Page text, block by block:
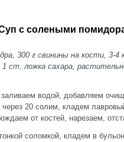
с солеными
300 г свинины на кости, 3-4
1 ст. ложка сахара,
водой, добавляем
20 солим, кладем
от костей, нарезаем,
соломкой, кладем в